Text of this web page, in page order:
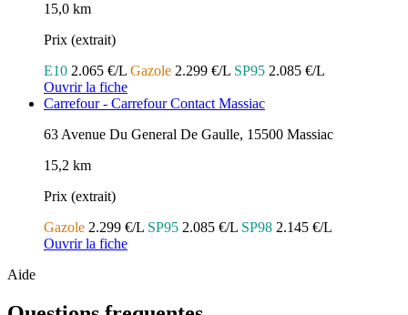
15,0 km
Prix (extrait)
E10 2.065 €/L Gazole 2.299 €/L SP95 2.085 €/L
Ouvrir la fiche
Carrefour - Carrefour Contact Massiac
63 Avenue Du General De Gaulle, 15500 Massiac
15,2 km
Prix (extrait)
Gazole 2.299 €/L SP95 2.085 €/L SP98 2.145 €/L
Ouvrir la fiche
Aide